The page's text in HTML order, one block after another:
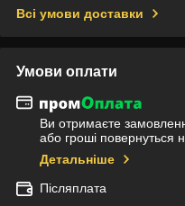
Всі умови доставки
Умови оплати
Ви отримаєте
або гроші повернуться
Детальніше
Післяплата